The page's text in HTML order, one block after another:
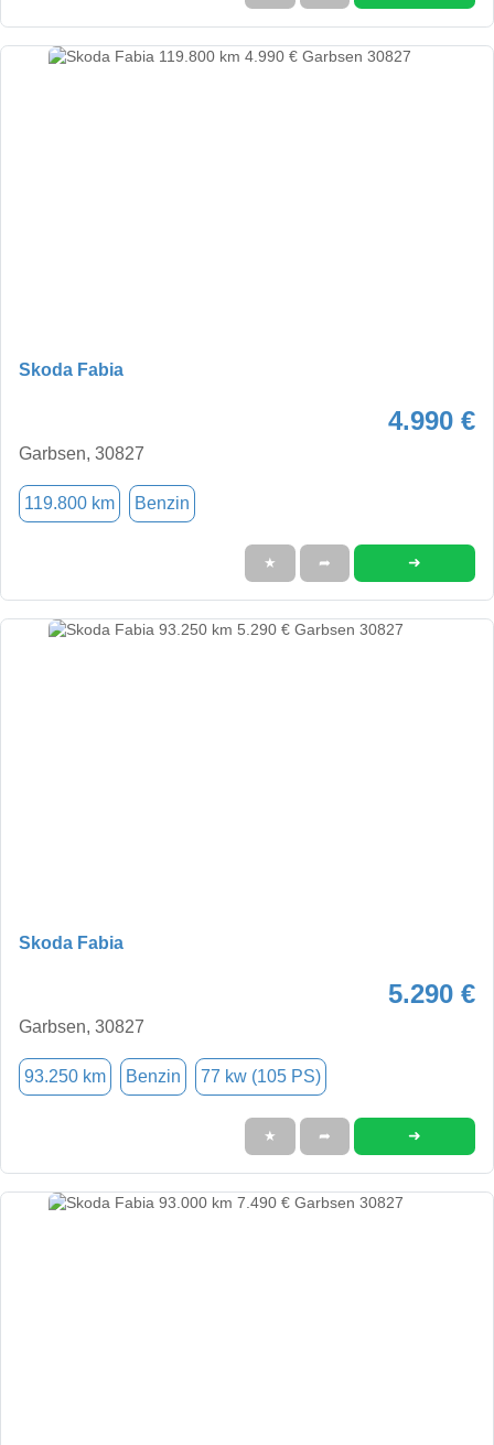
Skoda Fabia
4.990 €
Garbsen, 30827
119.800 km Benzin
★ ➦ ➜
Skoda Fabia
5.290 €
Garbsen, 30827
93.250 km Benzin 77 kw (105 PS)
★ ➦ ➜